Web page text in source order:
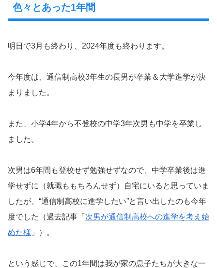
色々とあった1年間
明日で3月も終わり、2024年度も終わります。
今年度は、通信制高校3年生の長男が卒業＆大学進学が決
まりました。
また、小学4年から不登校の中学3年次男も中学を卒業し
ました。
次男は6年間も登校せず勉強せずなので、中学卒業後は進
学せずに（就職ももちろんせず）自宅にいると思っていま
したが、“通信制高校に進学したい”と言い出したのも今年
度でした（過去記事「 次男が通信制高校への進学を考え始
めた様 」）。
という感じで、この1年間は我が家の息子たちが大きな一